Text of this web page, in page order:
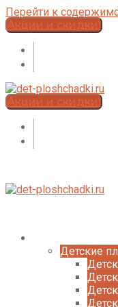
Перейти к
Акции и скидки!
Акции и скидки!
Детские